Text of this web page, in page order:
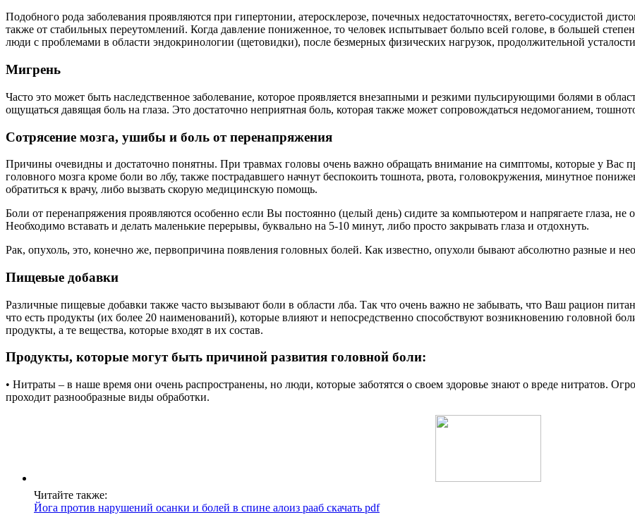
Подобного рода заболевания проявляются при гипертонии, атеросклерозе, почечных недостаточностях, вегето-сосудистой
также от стабильных переутомлений. Когда давление пониженное, то человек испытывает больпо всей голове, в большей
люди с проблемами в области эндокринологии (щетовидки), после безмерных физических нагрузок, продолжительной
Мигрень
Часто это может быть наследственное заболевание, которое проявляется внезапными и резкими пульсирующими болями в
ощущаться давящая боль на глаза. Это достаточно неприятная боль, которая также может сопровождаться недомоганием,
Сотрясение мозга, ушибы и боль от перенапряжения
Причины очевидны и достаточно понятны. При травмах головы очень важно обращать внимание на симптомы, которые у Вас
головного мозга кроме боли во лбу, также пострадавшего начнут беспокоить тошнота, рвота, головокружения, минутное
обратиться к врачу, либо вызвать скорую медицинскую помощь.
Боли от перенапряжения проявляются особенно если Вы постоянно (целый день) сидите за компьютером и напрягаете глаза, не
Необходимо вставать и делать маленькие перерывы, буквально на 5-10 минут, либо просто закрывать глаза и отдохнуть.
Рак, опухоль, это, конечно же, первопричина появления головных болей. Как известно, опухоли бывают абсолютно разные и
Пищевые добавки
Различные пищевые добавки также часто вызывают боли в области лба. Так что очень важно не забывать, что Ваш рацион
что есть продукты (их более 20 наименований), которые влияют и непосредственно способствуют возникновению головной
продукты, а те вещества, которые входят в их состав.
Продукты, которые могут быть причиной развития головной боли:
• Нитраты – в наше время они очень распространены, но люди, которые заботятся о своем здоровье знают о вреде нитратов.
проходит разнообразные виды обработки.
Читайте также:
Йога против нарушений осанки и болей в спине алоиз рааб скачать pdf